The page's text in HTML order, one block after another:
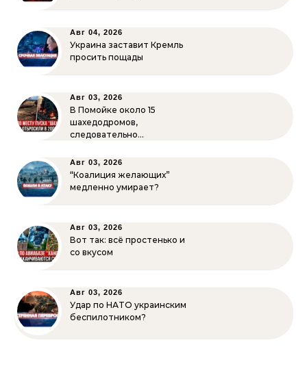
Авг 04, 2026
Украина заставит Кремль
просить пощады
Авг 03, 2026
В Помойке около 15
шахедодромов,
следовательно…
Авг 03, 2026
“Коалиция желающих”
медленно умирает?
Авг 03, 2026
Вот так: всё простенько и
со вкусом
Авг 03, 2026
Удар по НАТО украинским
беспилотником?